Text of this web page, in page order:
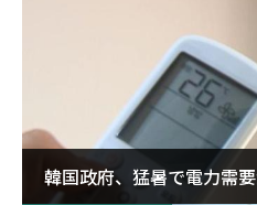
韓国政府、猛暑で電力需